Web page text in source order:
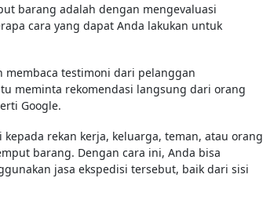
barang adalah dengan mengevaluasi
cara yang dapat Anda lakukan untuk
membaca testimoni dari pelanggan
meminta rekomendasi langsung dari orang
Google.
rekan kerja, keluarga, teman, atau orang
barang. Dengan cara ini, Anda bisa
jasa ekspedisi tersebut, baik dari sisi